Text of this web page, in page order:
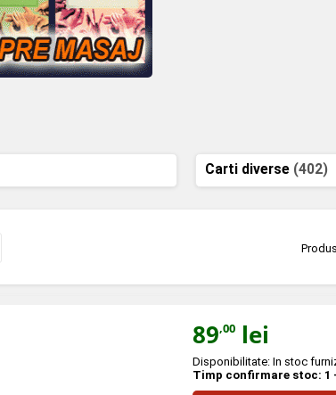
Carti diverse (402)
89,00 lei
Disponibilitate: In stoc
Timp confirmare stoc: 1